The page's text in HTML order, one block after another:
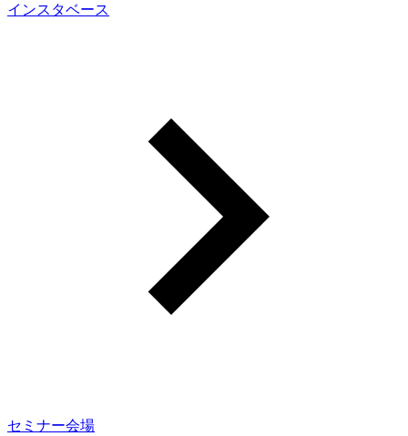
インスタベース
セミナー会場